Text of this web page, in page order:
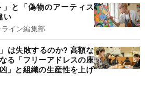
」と「偽物のアーティス
い
イン編集部
は失敗するのか? 高額な
る「フリーアドレスの座
」と組織の生産性を上げ